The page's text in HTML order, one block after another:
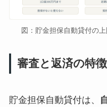
図：貯金担保自動貸付の
審査と返済の特徴
貯金担保自動貸付は、